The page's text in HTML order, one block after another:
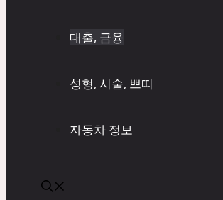
대출, 금융
성형, 시술, 쁘띠
자동차 정보